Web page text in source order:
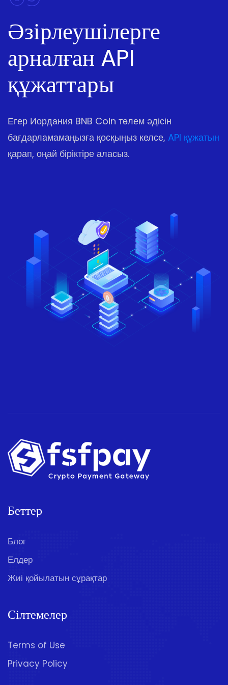
Әзірлеушілерге
арналған API
құжаттары
Егер Иордания BNB Coin төлем әдісін
бағдарламамаңызға қосқыңыз келсе, API құжатын
қарап, оңай біріктіре аласыз.
Беттер
Блог
Елдер
Жиі қойылатын сұрақтар
Сілтемелер
Terms of Use
Privacy Policy